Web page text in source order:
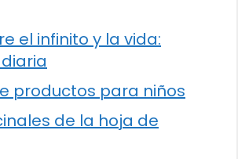
el infinito y la vida:
productos para niños
de la hoja de